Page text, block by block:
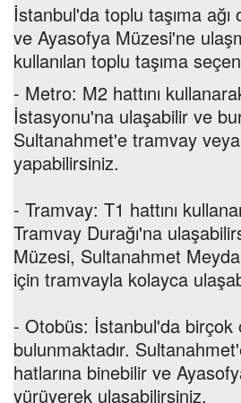
İstanbul'da toplu taşıma
ve Ayasofya Müzesi'ne
kullanılan toplu taşıma
- Metro: M2 hattını
İstasyonu'na ulaşabilir ve
Sultanahmet'e tramvay
yapabilirsiniz.
- Tramvay: T1 hattını
Tramvay Durağı'na
Müzesi, Sultanahmet
için tramvayla kolayca
- Otobüs: İstanbul'da birçok
bulunmaktadır.
hatlarına binebilir ve
yürüyerek ulaşabilirsiniz.